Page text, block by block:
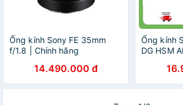
Ống kính Sony FE 35mm
f/1.8 | Chính hãng
14.490.000 đ
Ống kính
DG HSM